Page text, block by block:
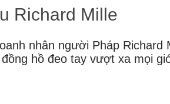
Richard Mille
nhân người Pháp
hồ đeo tay vượt xa mọi